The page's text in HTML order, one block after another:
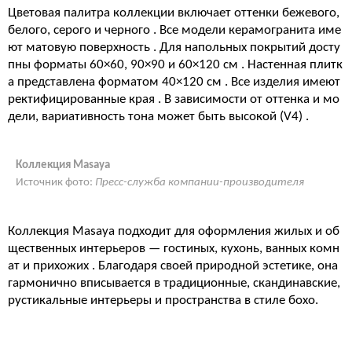
Цветовая палитра коллекции включает оттенки бежевого,
белого, серого и черного . Все модели керамогранита име
ют матовую поверхность . Для напольных покрытий досту
пны форматы 60×60, 90×90 и 60×120 см . Настенная плитк
а представлена форматом 40×120 см . Все изделия имеют
ректифицированные края . В зависимости от оттенка и мо
дели, вариативность тона может быть высокой (V4) .
Коллекция Masaya
Источник фото: Пресс-служба компании-производителя
Коллекция Masaya подходит для оформления жилых и об
щественных интерьеров — гостиных, кухонь, ванных комн
ат и прихожих . Благодаря своей природной эстетике, она
гармонично вписывается в традиционные, скандинавские,
рустикальные интерьеры и пространства в стиле бохо.